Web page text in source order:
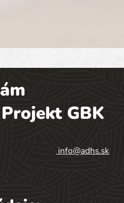
Projekt GBK
info@adhs.sk